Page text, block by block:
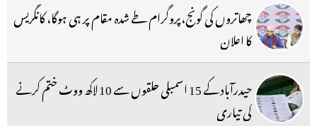
چھاتروں کی گونج،پروگرام طے شدہ مقام پر ہی ہوگا، کانگریس
کا اعلان
حیدرآباد کے 15 اسمبلی حلقوں سے 10 لاکھ ووٹ ختم کرنے
کی تیاری